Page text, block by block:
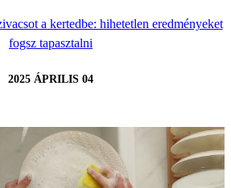
a kertedbe: hihetetlen eredményeket
fogsz tapasztalni
2025 ÁPRILIS 04